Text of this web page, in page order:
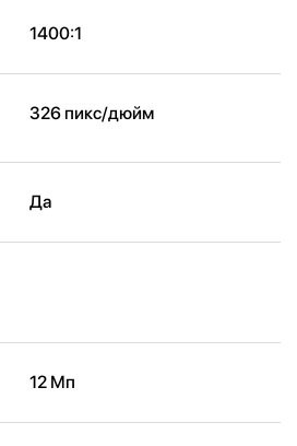
1400:1
326 пикс/дюйм
Да
12 Мп